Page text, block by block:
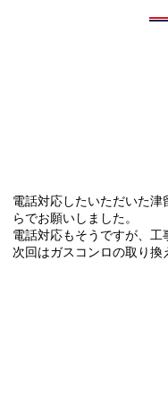
電話対応したいただいた
らでお願いしました。
電話対応もそうですが、工
次回はガスコンロの取り換